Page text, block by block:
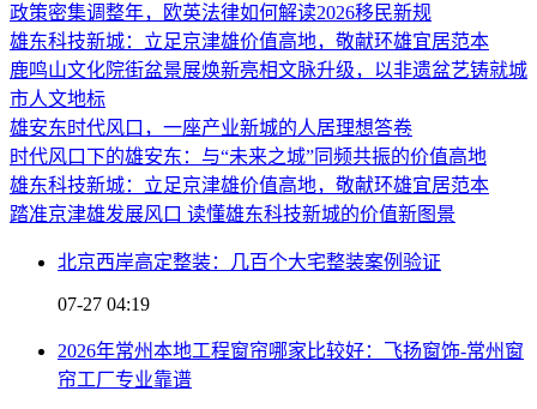
政策密集调整年，欧英法律如何解读2026移民新规
雄东科技新城：立足京津雄价值高地，敬献环雄宜居范本
鹿鸣山文化院街盆景展焕新亮相文脉升级，以非遗盆艺铸就城
市人文地标
雄安东时代风口，一座产业新城的人居理想答卷
时代风口下的雄安东：与“未来之城”同频共振的价值高地
雄东科技新城：立足京津雄价值高地，敬献环雄宜居范本
踏准京津雄发展风口 读懂雄东科技新城的价值新图景
北京西岸高定整装：几百个大宅整装案例验证
07-27 04:19
2026年常州本地工程窗帘哪家比较好：飞扬窗饰-常州窗
帘工厂专业靠谱